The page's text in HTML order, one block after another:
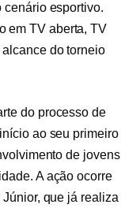
cenário esportivo.
em TV aberta, TV
do torneio
do processo de
ao seu primeiro
de jovens
A ação ocorre
que já realiza